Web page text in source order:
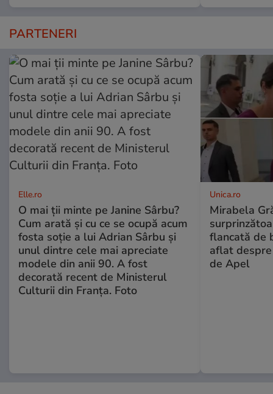
PARTENERI
Elle.ro
O mai ții minte pe Janine Sârbu?
Cum arată și cu ce se ocupă acum
fosta soție a lui Adrian Sârbu și
unul dintre cele mai apreciate
modele din anii 90. A fost
decorată recent de Ministerul
Culturii din Franța. Foto
Unica.ro
Mirabela
flancată de
aflat
de Apel